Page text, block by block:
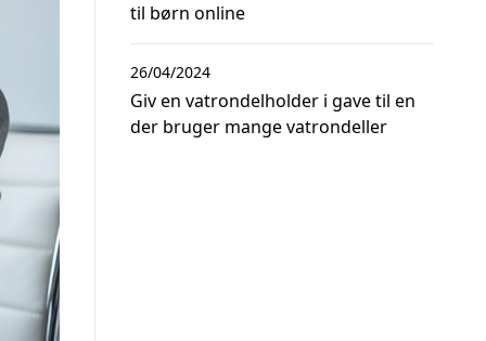
til børn online
Giv en vatrondelholder i gave til en
der bruger mange vatrondeller
26/04/2024